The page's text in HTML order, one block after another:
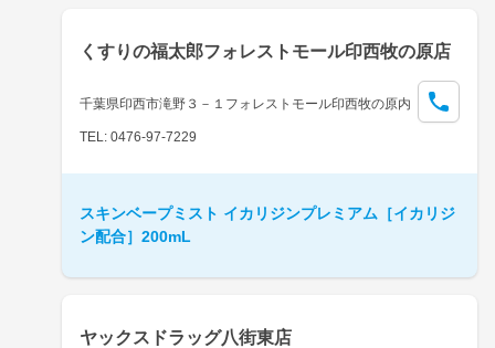
くすりの福太郎フォレストモール印西牧の原店
千葉県印西市滝野３－１フォレストモール印西牧の原内
TEL: 0476-97-7229
スキンベープミスト イカリジンプレミアム［イカリジ
ン配合］200mL
ヤックスドラッグ八街東店